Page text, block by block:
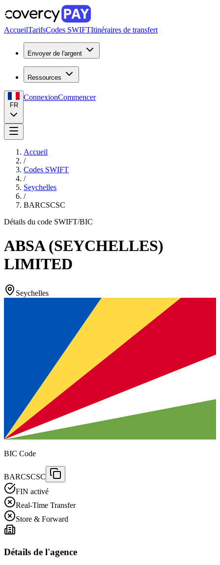
AccueilTarifsCodes SWIFTItinéraires de transfert
Envoyer de l'argent
Ressources
FR
ConnexionCommencer
Accueil
/
Codes SWIFT
/
Seychelles
/
BARCSCSC
Détails du code SWIFT/BIC
ABSA (SEYCHELLES)
LIMITED
Seychelles
BIC Code
BARCSCSC
FIN activé
Real-Time Transfer
Store & Forward
Détails de l'agence